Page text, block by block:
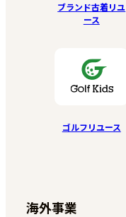
ブランド古着リユ
ース
ゴルフリユース
海外事業